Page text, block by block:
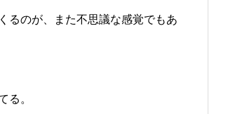
るのが、また不思議な感覚でもあ
る。